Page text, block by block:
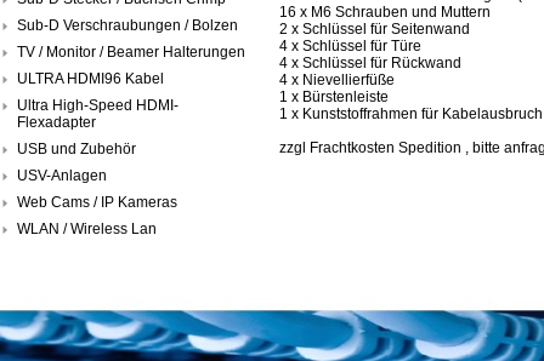
Sub-D Verschraubungen / Bolzen
TV / Monitor / Beamer Halterungen
ULTRA HDMI96 Kabel
Ultra High-Speed HDMI-
Flexadapter
USB und Zubehör
USV-Anlagen
Web Cams / IP Kameras
WLAN / Wireless Lan
16 x M6 Schrauben und Muttern
2 x Schlüssel für Seitenwand
4 x Schlüssel für Türe
4 x Schlüssel für Rückwand
4 x Nievellierfüße
1 x Bürstenleiste
1 x Kunststoffrahmen für Kabelausbruch
zzgl Frachtkosten Spedition , bitte